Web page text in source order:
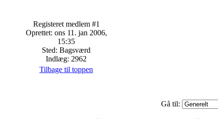
Registeret medlem #1
Oprettet: ons 11. jan 2006,
15:35
Sted: Bagsværd
Indlæg: 2962
Tilbage til toppen
Gå til: